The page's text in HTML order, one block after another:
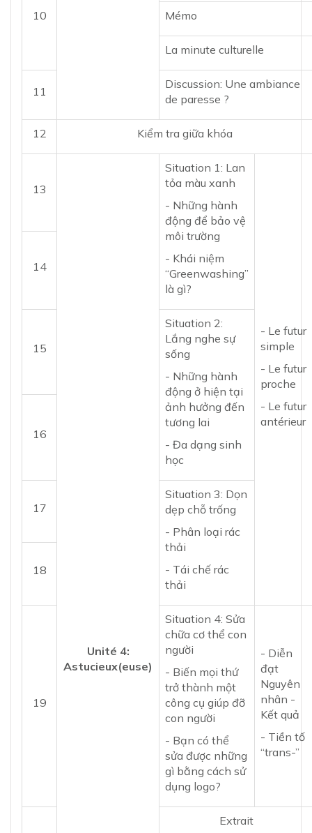
10 Mémo
La minute culturelle
11
Discussion: Une ambiance
de paresse ?
12 Kiểm tra giữa khóa
13
Unité 4:
Astucieux(euse)
Situation 1: Lan
tỏa màu xanh
- Những hành
động để bảo vệ
môi trường
- Khái niệm
“Greenwashing”
là gì?
- Le futur
simple
- Le futur
proche
- Le futur
antérieur
14
15
Situation 2:
Lắng nghe sự
sống
- Những hành
động ở hiện tại
ảnh hưởng đến
tương lai
- Đa dạng sinh
học
16
17
Situation 3: Dọn
dẹp chỗ trống
- Phân loại rác
thải
- Tái chế rác
thải
18
19
Situation 4: Sửa
chữa cơ thể con
người
- Biến mọi thứ
trở thành một
công cụ giúp đỡ
con người
- Bạn có thể
sửa được những
gì bằng cách sử
dụng logo?
- Diễn
đạt
Nguyên
nhân -
Kết quả
- Tiền tố
“trans-”
Extrait